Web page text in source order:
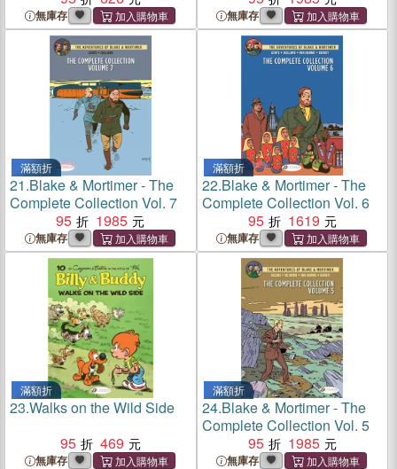
無庫存 無庫存
滿額折
21.Blake & Mortimer - The
Complete Collection Vol. 7
95
1985
無庫存
滿額折
22.Blake & Mortimer - The
Complete Collection Vol. 6
95
1619
無庫存
滿額折
23.Walks on the Wild Side
95
469
無庫存
滿額折
24.Blake & Mortimer - The
Complete Collection Vol. 5
95
1985
無庫存